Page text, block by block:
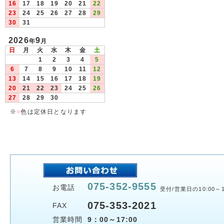
16
17 18 19 20 21
22
23
24 25 26 27 28
29
30
31
2026年9月
日
月 火 水 木 金
土
1
2 3 4
5
6
7 8 9 10 11
12
13
14 15 16 17 18
19
20
21 22 23 24 25
26
27
28 29
30
※ ■色は定休日となります
お電話 075-352-9555 受付/営業日の10:00～
FAX 075-353-2021
営業時間
9：00～17:00